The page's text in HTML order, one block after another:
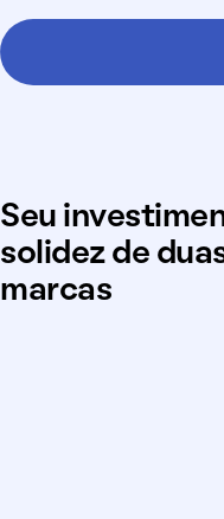
Seu
solidez de
marcas